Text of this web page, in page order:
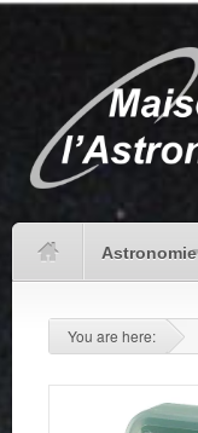
Astronomie
You are here: